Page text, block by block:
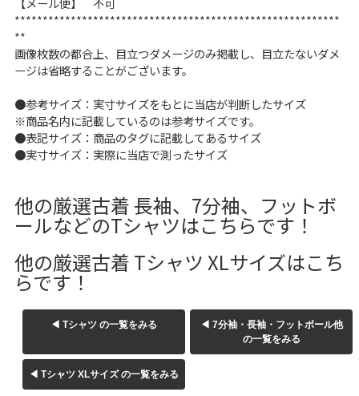
**********************************************************
**
画像枚数の都合上、目立つダメージのみ掲載し、目立たないダメ
ージは省略することがございます。
●参考サイズ：実寸サイズをもとに当店が判断したサイズ
※商品名内に記載しているのは参考サイズです。
●表記サイズ：商品のタグに記載してあるサイズ
●実寸サイズ：実際に当店で測ったサイズ
他の厳選古着 長袖、7分袖、フットボ
ールなどのTシャツはこちらです！
他の厳選古着 Tシャツ XLサイズはこち
らです！
◀ Tシャツ の一覧をみる
◀ 7分袖・長袖・フットボール他
の一覧をみる
◀ Tシャツ XLサイズ の一覧をみる